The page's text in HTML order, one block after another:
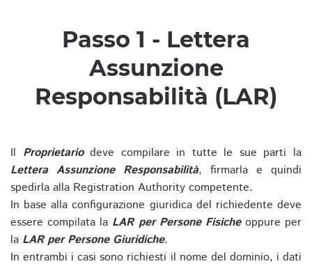
Passo 1 - Lettera
Assunzione
Responsabilità (LAR)
Il Proprietariodeve compilare in tutte le sue parti la
Lettera Assunzione Responsabilità, firmarla e quindi
spedirla alla Registration Authority competente.
In base alla configurazione giuridica del richiedente deve
essere compilata la LAR per Persone Fisicheoppure per
la LAR per Persone Giuridiche.
In entrambi i casi sono richiesti il nome del dominio, i dati